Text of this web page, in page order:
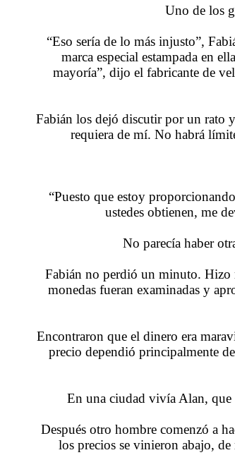
Uno de los
“Eso sería de lo más injusto”,
marca especial estampada en
mayoría”, dijo el fabricante de
Fabián los dejó discutir por un rato
requiera de mí. No habrá
“Puesto que estoy
ustedes obtienen, me
No parecía haber
Fabián no perdió un minuto. Hizo
monedas fueran examinadas y
Encontraron que el dinero era
precio dependió principalmente
En una ciudad vivía Alan, que
Después otro hombre comenzó a
los precios se vinieron abajo,